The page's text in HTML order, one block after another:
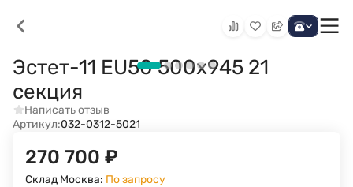
Эстет-11 EU50 500х945 21
секция
Написать отзыв
Артикул:032-0312-5021
270 700 ₽
Склад Москва: По запросу